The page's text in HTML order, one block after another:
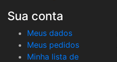
Sua conta
Meus dados
Meus pedidos
Minha lista de